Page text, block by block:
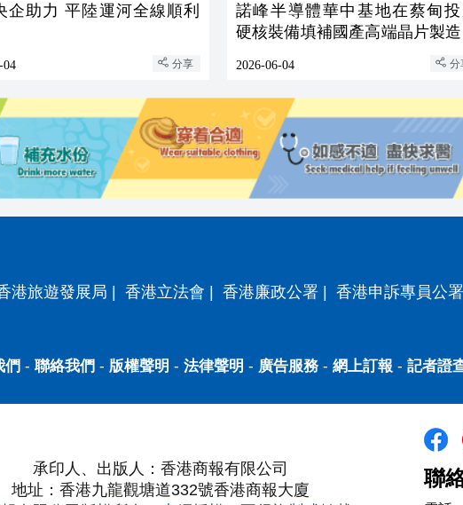
平陸運河全線順利
04 分享
諾峰半導體華中基地在蔡甸
硬核裝備填補國產高端晶片製
2026-06-04 分
港旅遊發展局 | 香港立法會 | 香港廉政公署 | 香港申訴專員公署
們 - 聯絡我們 - 版權聲明 - 法律聲明 - 廣告服務- 網上訂報 - 記者證
承印人、出版人：香港商報有限公司
地址：香港九龍觀塘道332號香港商報大廈
聯